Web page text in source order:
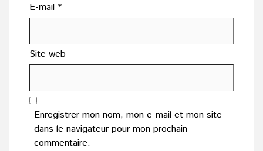
E-mail *
Site web
Enregistrer mon nom, mon e-mail et mon site
dans le navigateur pour mon prochain
commentaire.